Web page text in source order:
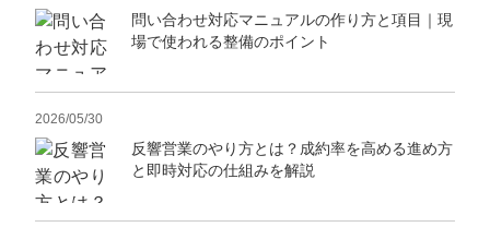
問い合わせ対応マニュアルの作り方と項目｜現
場で使われる整備のポイント
2026/05/30
反響営業のやり方とは？成約率を高める進め方
と即時対応の仕組みを解説